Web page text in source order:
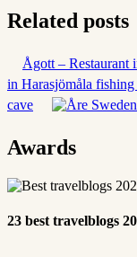
Related posts
Ågott – Restaurant
in Harasjömåla fishing
cave
Awards
23 best travelblogs